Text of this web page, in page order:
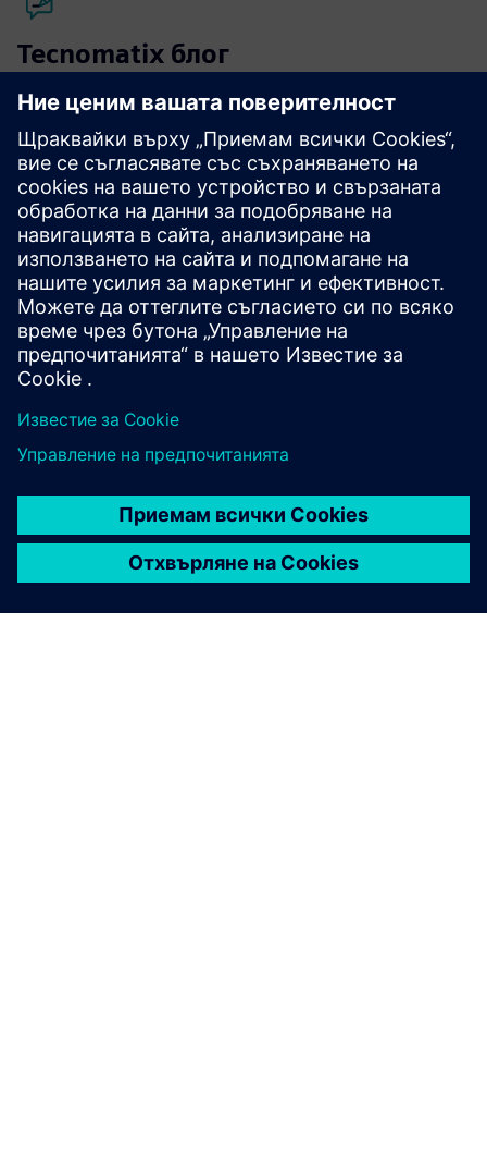
Tecnomatix блог
Бъдете в крак с последните новини и акценти за
софтуера Tecnomatix.
Посетете блога
Общност Tecnomatix
Присъединете се към разговора и получете отговори
на всички ваши софтуерни въпроси Tecnomatix.
Посетете общността